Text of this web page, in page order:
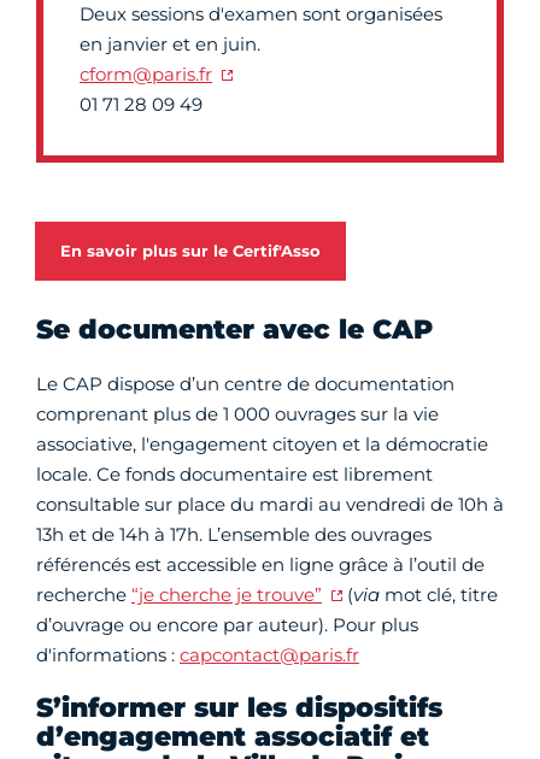
Deux sessions d'examen sont organisées
en janvier et en juin.
cform@paris.fr
01 71 28 09 49
En savoir plus sur le Certif'Asso
Se documenter avec le CAP
Le CAP dispose d’un centre de documentation
comprenant plus de 1 000 ouvrages sur la vie
associative, l'engagement citoyen et la démocratie
locale. Ce fonds documentaire est librement
consultable sur place du mardi au vendredi de 10h à
13h et de 14h à 17h. L’ensemble des ouvrages
référencés est accessible en ligne grâce à l’outil de
recherche “je cherche je trouve” (viamot clé, titre
d’ouvrage ou encore par auteur). Pour plus
d'informations : capcontact@paris.fr
S’informer sur les dispositifs
d’engagement associatif et